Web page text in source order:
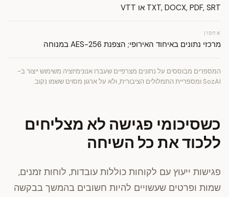
TXT, DOCX, PDF, SRT או VTT
אחסון
מרכזי נתונים באיחוד האירופי; הצפנת AES-256 במנוחה
המספרים מבוססים על נתונים מצרפיים שעברו אנונימיזציה משימוש ייצור ב-
SozAI ומספריית התמלולים הציבורית, ולא על ארגון מסוים ששמו נקוב.
כשסיכומי פגישה לא מצליחים
ללכוד את כל השיחה
פגישות ייעוץ עם לקוחות כוללות עובדות, לוחות זמנים,
שמות ופרטים שעשויים להיות חשובים בהמשך בבקשה